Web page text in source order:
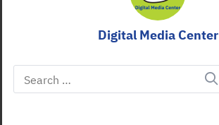
Digital Media Center
Search
for: